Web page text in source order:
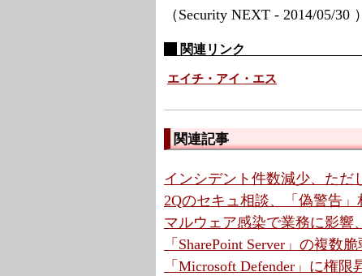
（Security NEXT - 2014/05/30
関連リンク
エイチ・アイ・エス
関連記事
インシデント件数減少、ただ
2Qのセキュ相談、「偽警告
マルウェア感染で業務に影響
「SharePoint Server」の複数
「Microsoft Defender」に権